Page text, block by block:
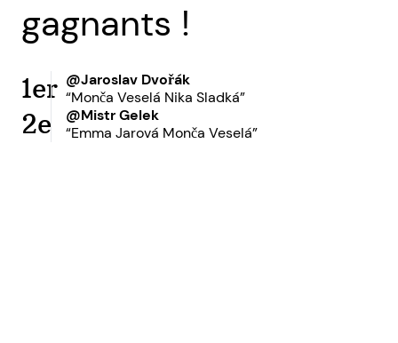
gagnants !
1er @Jaroslav Dvořák
“Monča Veselá Nika Sladká”
2e
@Mistr Gelek
“Emma Jarová Monča Veselá”